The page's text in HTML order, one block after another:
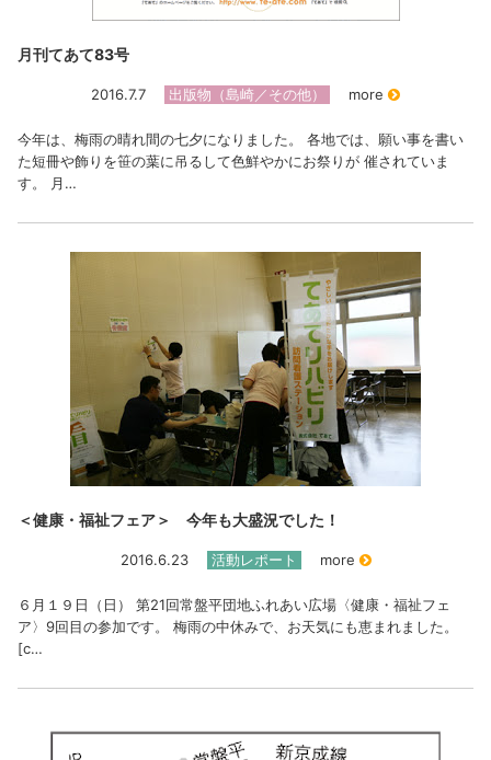
月刊てあて83号
2016.7.7 出版物（島崎／その他） more
今年は、梅雨の晴れ間の七夕になりました。 各地では、願い事を書い
た短冊や飾りを笹の葉に吊るして色鮮やかにお祭りが 催されていま
す。 月…
＜健康・福祉フェア＞ 今年も大盛況でした！
2016.6.23 活動レポート more
６月１９日（日） 第21回常盤平団地ふれあい広場〈健康・福祉フェ
ア〉9回目の参加です。 梅雨の中休みで、お天気にも恵まれました。
[c…